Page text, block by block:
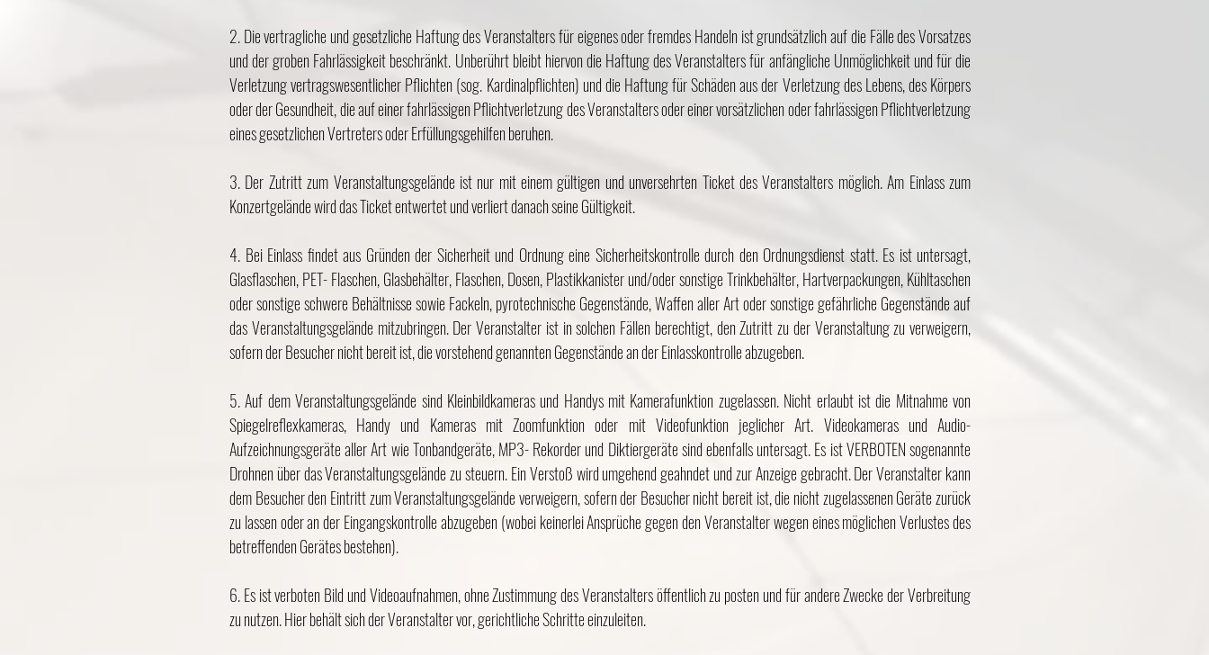
2. Die vertragliche und gesetzliche Haftung des Veranstalters für eigenes oder fremdes Handeln ist grundsätzlich auf die Fälle des Vorsatzes
und der groben Fahrlässigkeit beschränkt. Unberührt bleibt hiervon die Haftung des Veranstalters für anfängliche Unmöglichkeit und für die
Verletzung vertragswesentlicher Pflichten (sog. Kardinalpflichten) und die Haftung für Schäden aus der Verletzung des Lebens, des Körpers
oder der Gesundheit, die auf einer fahrlässigen Pflichtverletzung des Veranstalters oder einer vorsätzlichen oder fahrlässigen Pflichtverletzung
eines gesetzlichen Vertreters oder Erfüllungsgehilfen beruhen.
3. Der Zutritt zum Veranstaltungsgelände ist nur mit einem gültigen und unversehrten Ticket des Veranstalters möglich. Am Einlass zum
Konzertgelände wird das Ticket entwertet und verliert danach seine Gültigkeit.
4. Bei Einlass findet aus Gründen der Sicherheit und Ordnung eine Sicherheitskontrolle durch den Ordnungsdienst statt. Es ist untersagt,
Glasflaschen, PET- Flaschen, Glasbehälter, Flaschen, Dosen, Plastikkanister und/oder sonstige Trinkbehälter, Hartverpackungen, Kühltaschen
oder sonstige schwere Behältnisse sowie Fackeln, pyrotechnische Gegenstände, Waffen aller Art oder sonstige gefährliche Gegenstände auf
das Veranstaltungsgelände mitzubringen. Der Veranstalter ist in solchen Fällen berechtigt, den Zutritt zu der Veranstaltung zu verweigern,
sofern der Besucher nicht bereit ist, die vorstehend genannten Gegenstände an der Einlasskontrolle abzugeben.
5. Auf dem Veranstaltungsgelände sind Kleinbildkameras und Handys mit Kamerafunktion zugelassen. Nicht erlaubt ist die Mitnahme von
Spiegelreflexkameras, Handy und Kameras mit Zoomfunktion oder mit Videofunktion jeglicher Art. Videokameras und Audio-
Aufzeichnungsgeräte aller Art wie Tonbandgeräte, MP3- Rekorder und Diktiergeräte sind ebenfalls untersagt. Es ist VERBOTEN sogenannte
Drohnen über das Veranstaltungsgelände zu steuern. Ein Verstoß wird umgehend geahndet und zur Anzeige gebracht. Der Veranstalter kann
dem Besucher den Eintritt zum Veranstaltungsgelände verweigern, sofern der Besucher nicht bereit ist, die nicht zugelassenen Geräte zurück
zu lassen oder an der Eingangskontrolle abzugeben (wobei keinerlei Ansprüche gegen den Veranstalter wegen eines möglichen Verlustes des
betreffenden Gerätes bestehen).
6. Es ist verboten Bild und Videoaufnahmen, ohne Zustimmung des Veranstalters öffentlich zu posten und für andere Zwecke der Verbreitung
zu nutzen. Hier behält sich der Veranstalter vor, gerichtliche Schritte einzuleiten.